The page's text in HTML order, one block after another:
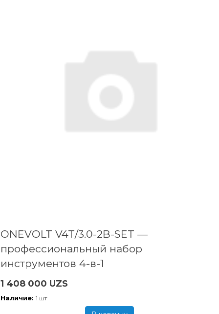
ONEVOLT V4T/3.0-2B-SET —
профессиональный набор
инструментов 4-в-1
1 408 000 UZS
Наличие: 1 шт